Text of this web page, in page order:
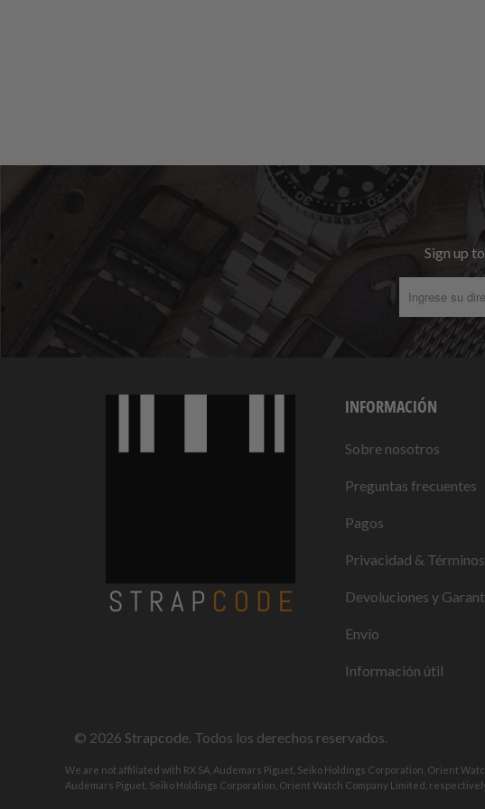
Sign up
INFORMACIÓN
Sobre nosotros
Preguntas frecuentes
Pagos
Privacidad & Términos
Devoluciones y
Envío
Información útil
© 2026 Strapcode . Todos los derechos reservados.
We are not affiliated with RX SA, Audemars Piguet, Seiko Holdings Corporation, Orient
Audemars Piguet, Seiko Holdings Corporation, Orient Watch Company Limited,